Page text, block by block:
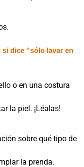
dice “sólo lavar en
o en una costura
la piel. ¡Léalas!
sobre qué tipo de
la prenda.